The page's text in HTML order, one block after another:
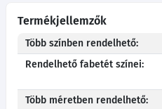
Termékjellemzők
Több színben rendelhető:
Rendelhető fabetét színei:
Több méretben rendelhető: